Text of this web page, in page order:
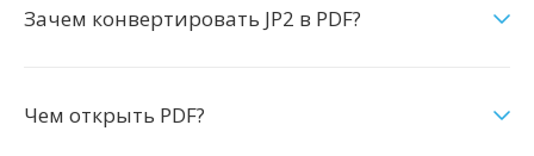
Зачем конвертировать JP2 в PDF?
Чем открыть PDF?